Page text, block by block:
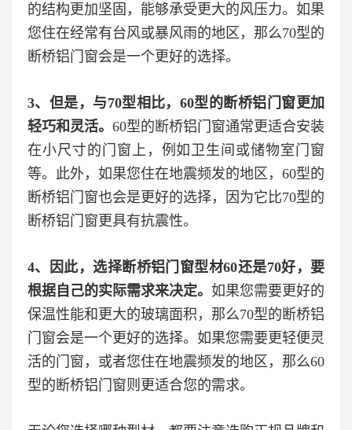
的结构更加坚固，能够承受更大的风压力。如果
您住在经常有台风或暴风雨的地区，那么70型的
断桥铝门窗会是一个更好的选择。
3、但是，与70型相比，60型的断桥铝门窗更加
轻巧和灵活。 60型的断桥铝门窗通常更适合安装
在小尺寸的门窗上，例如卫生间或储物室门窗
等。此外，如果您住在地震频发的地区，60型的
断桥铝门窗也会是更好的选择，因为它比70型的
断桥铝门窗更具有抗震性。
4、因此，选择断桥铝门窗型材60还是70好，要
根据自己的实际需求来决定。 如果您需要更好的
保温性能和更大的玻璃面积，那么70型的断桥铝
门窗会是一个更好的选择。如果您需要更轻便灵
活的门窗，或者您住在地震频发的地区，那么60
型的断桥铝门窗则更适合您的需求。